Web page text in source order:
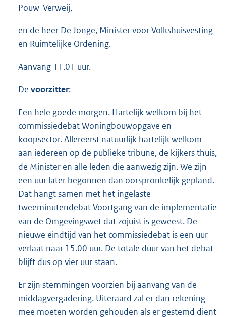
Pouw-Verweij,
en de heer De Jonge, Minister voor Volkshuisvesting
en Ruimtelijke Ordening.
Aanvang 11.01 uur.
De voorzitter:
Een hele goede morgen. Hartelijk welkom bij het
commissiedebat Woningbouwopgave en
koopsector. Allereerst natuurlijk hartelijk welkom
aan iedereen op de publieke tribune, de kijkers thuis,
de Minister en alle leden die aanwezig zijn. We zijn
een uur later begonnen dan oorspronkelijk gepland.
Dat hangt samen met het ingelaste
tweeminutendebat Voortgang van de implementatie
van de Omgevingswet dat zojuist is geweest. De
nieuwe eindtijd van het commissiedebat is een uur
verlaat naar 15.00 uur. De totale duur van het debat
blijft dus op vier uur staan.
Er zijn stemmingen voorzien bij aanvang van de
middagvergadering. Uiteraard zal er dan rekening
mee moeten worden gehouden als er gestemd dient